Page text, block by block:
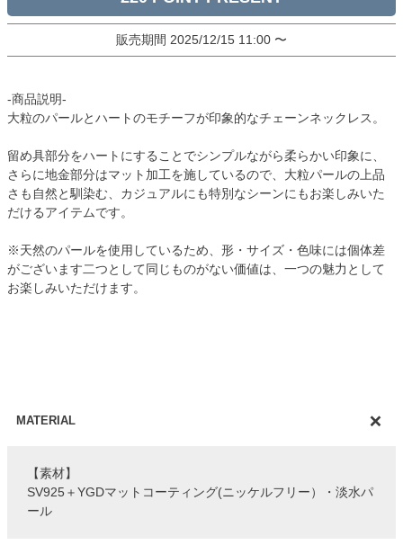
販売期間 2025/12/15 11:00 〜
-商品説明-
大粒のパールとハートのモチーフが印象的なチェーンネックレス。
留め具部分をハートにすることでシンプルながら柔らかい印象に、
さらに地金部分はマット加工を施しているので、大粒パールの上品
さも自然と馴染む、カジュアルにも特別なシーンにもお楽しみいた
だけるアイテムです。
※天然のパールを使用しているため、形・サイズ・色味には個体差
がございます二つとして同じものがない価値は、一つの魅力として
お楽しみいただけます。
MATERIAL
【素材】
SV925＋YGDマットコーティング(ニッケルフリー）・淡水パ
ール